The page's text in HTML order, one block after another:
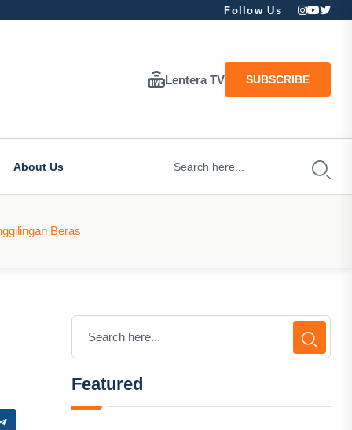
Follow Us
Lentera TV SUBSCRIBE
About Us
Beras
Featured